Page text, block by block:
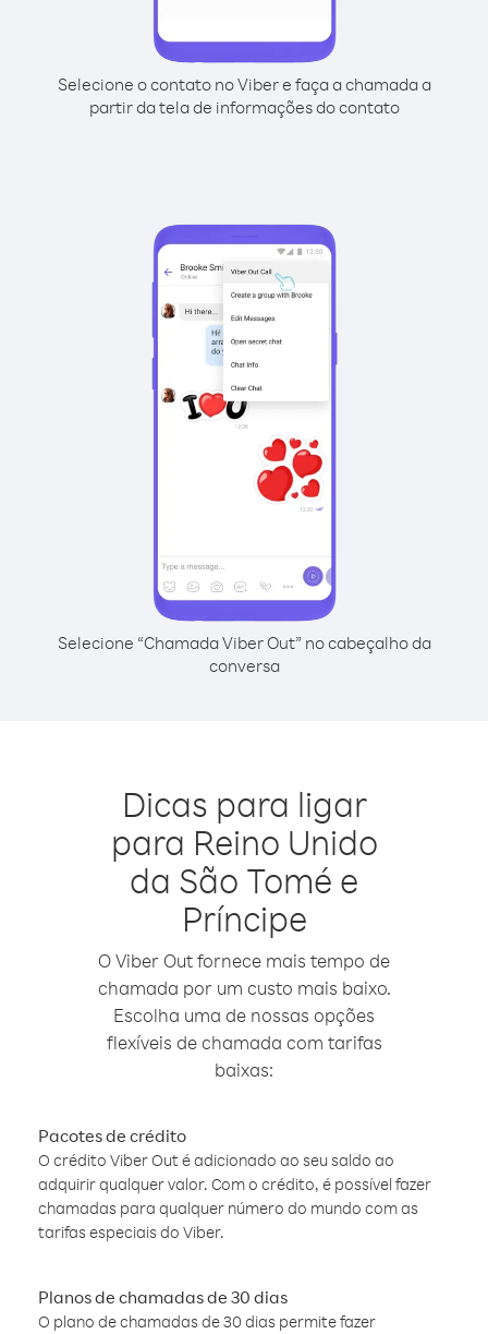
Selecione o contato no Viber e faça a chamada a
partir da tela de informações do contato
Selecione “Chamada Viber Out” no cabeçalho da
conversa
Dicas para ligar
para Reino Unido
da São Tomé e
Príncipe
O Viber Out fornece mais tempo de
chamada por um custo mais baixo.
Escolha uma de nossas opções
flexíveis de chamada com tarifas
baixas:
Pacotes de crédito
O crédito Viber Out é adicionado ao seu saldo ao
adquirir qualquer valor. Com o crédito, é possível fazer
chamadas para qualquer número do mundo com as
tarifas especiais do Viber.
Planos de chamadas de 30 dias
O plano de chamadas de 30 dias permite fazer